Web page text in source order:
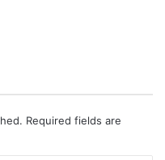
Required fields are